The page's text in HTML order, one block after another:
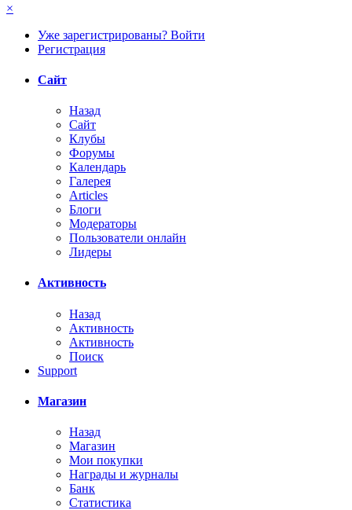
×
Уже зарегистрированы? Войти
Регистрация
Сайт
Назад
Сайт
Клубы
Форумы
Календарь
Галерея
Articles
Блоги
Модераторы
Пользователи онлайн
Лидеры
Активность
Назад
Активность
Активность
Поиск
Support
Магазин
Назад
Магазин
Мои покупки
Награды и журналы
Банк
Статистика